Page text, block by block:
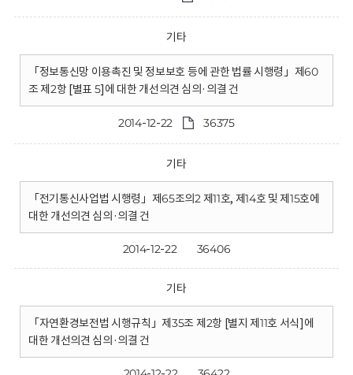
기타
「정보통신망 이용촉진 및 정보보호 등에 관한 법률 시행령」제60
조 제2항 [별표 5]에 대한 개선의견 심의·의결 건
2014-12-22 36375
기타
「전기통신사업법 시행령」제65조의2 제11호, 제14호 및 제15호에
대한 개선의견 심의·의결 건
2014-12-22 36406
기타
「자연환경보전법 시행규칙」제35조 제2항 [별지 제11호 서식]에
대한 개선의견 심의·의결 건